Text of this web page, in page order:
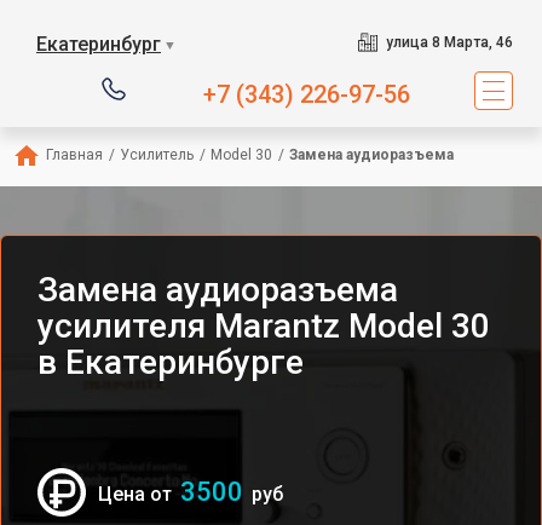
Екатеринбург ▼ улица 8 Марта, 46
+7 (343) 226-97-56
Главная / Усилитель / Model 30 / Замена аудиоразъема
Замена аудиоразъема
усилителя Marantz Model 30
в Екатеринбурге
Цена от 3500 руб